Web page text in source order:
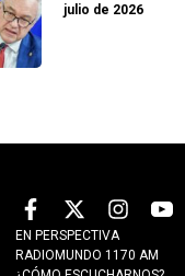
julio de 2026
EN PERSPECTIVA
RADIOMUNDO 1170 AM